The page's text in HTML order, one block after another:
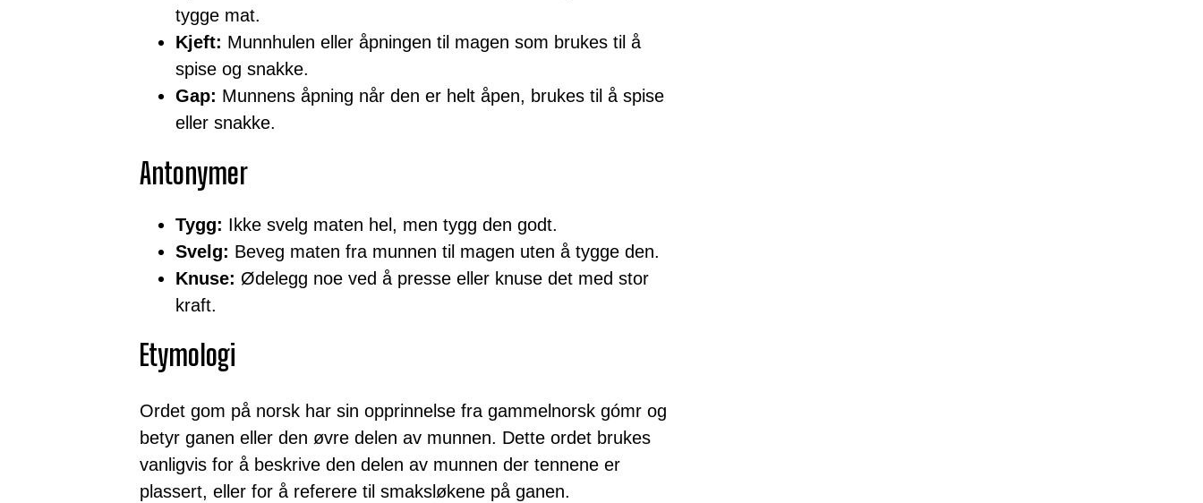
tygge mat.
Kjeft: Munnhulen eller åpningen til magen som brukes til å
spise og snakke.
Gap: Munnens åpning når den er helt åpen, brukes til å spise
eller snakke.
Antonymer
Tygg: Ikke svelg maten hel, men tygg den godt.
Svelg: Beveg maten fra munnen til magen uten å tygge den.
Knuse: Ødelegg noe ved å presse eller knuse det med stor
kraft.
Etymologi
Ordet gom på norsk har sin opprinnelse fra gammelnorsk gómr og
betyr ganen eller den øvre delen av munnen. Dette ordet brukes
vanligvis for å beskrive den delen av munnen der tennene er
plassert, eller for å referere til smaksløkene på ganen.